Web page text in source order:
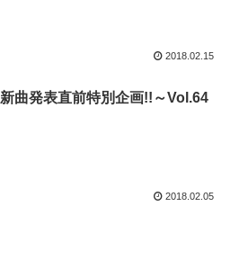
2018.02.15
新曲発表直前特別企画!!～Vol.64
2018.02.05